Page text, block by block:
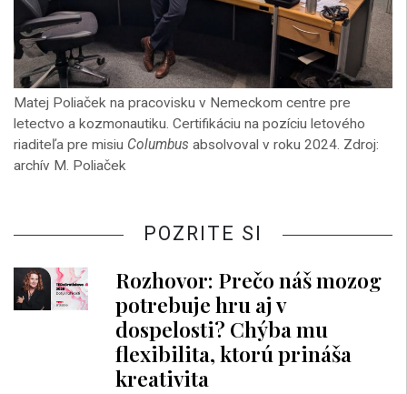
Matej Poliaček na pracovisku v Nemeckom centre pre
letectvo a kozmonautiku. Certifikáciu na pozíciu letového
riaditeľa pre misiu Columbus absolvoval v roku 2024. Zdroj:
archív M. Poliaček
POZRITE SI
Rozhovor: Prečo náš mozog
potrebuje hru aj v
dospelosti? Chýba mu
flexibilita, ktorú prináša
kreativita